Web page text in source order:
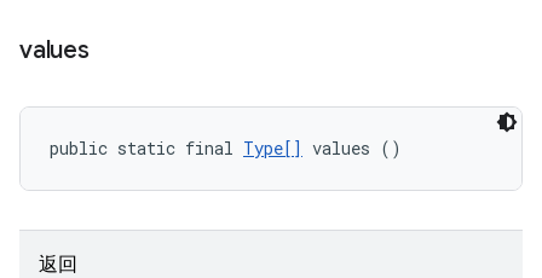
values
public static final Type[] values ()
返回